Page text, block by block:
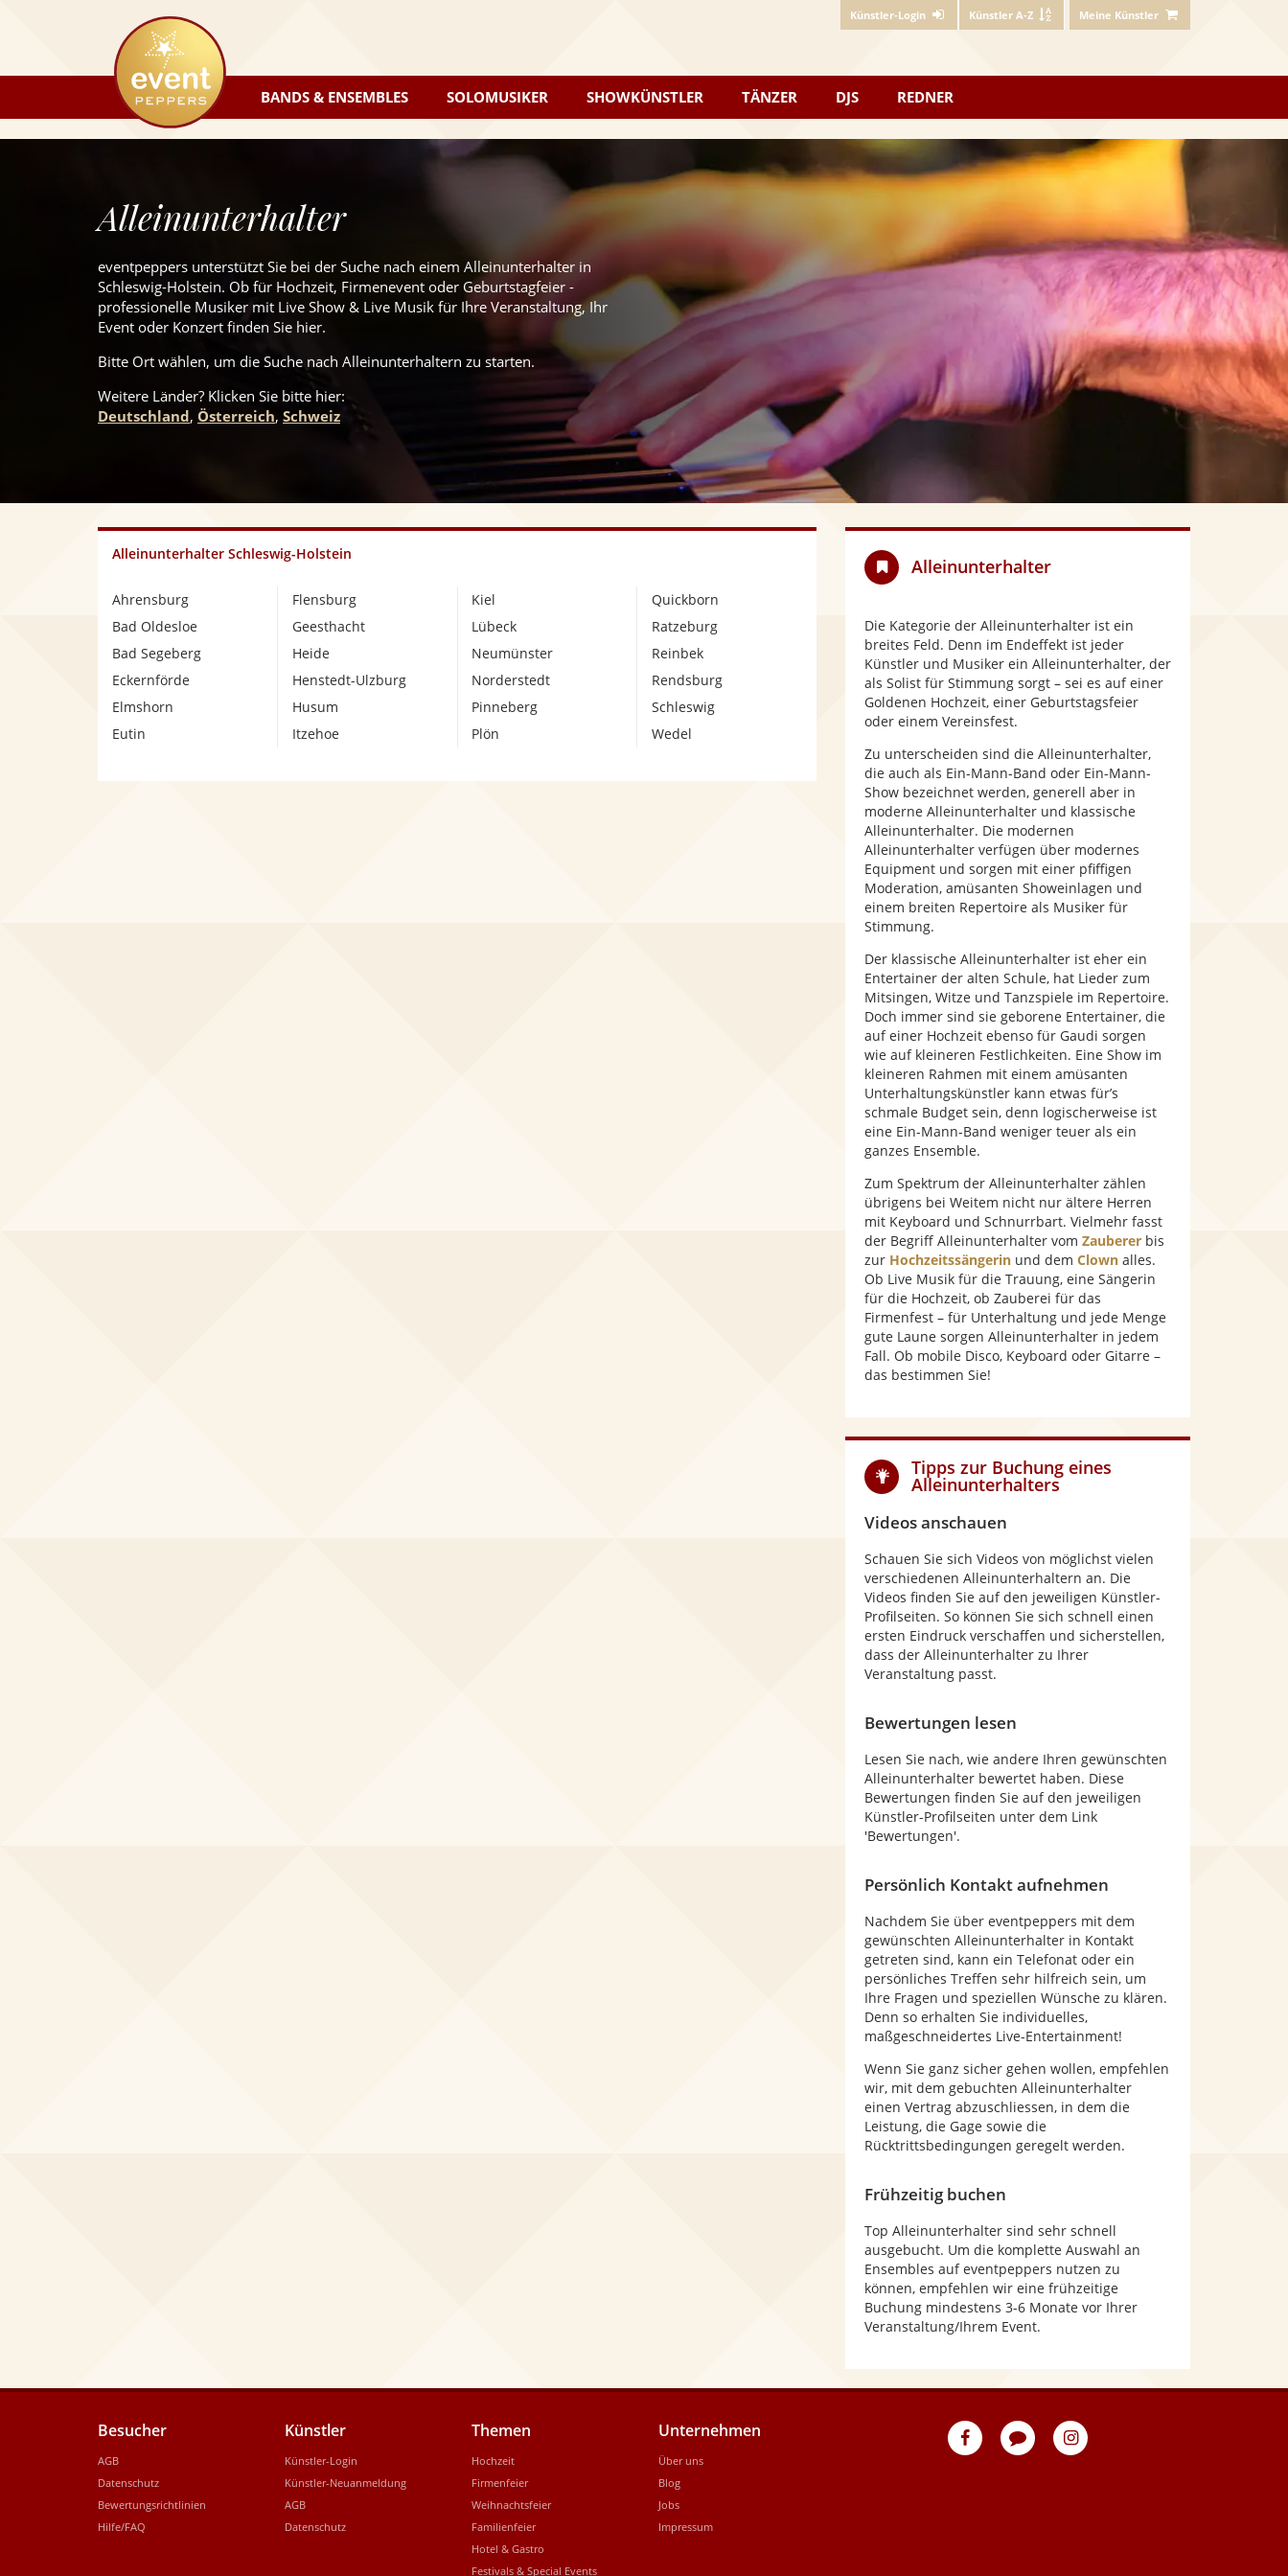
Künstler-Login Künstler A-Z Meine Künstler
eventpeppers
BANDS & ENSEMBLES SOLOMUSIKER SHOWKÜNSTLER TÄNZER DJS REDNER
Alleinunterhalter
eventpeppers unterstützt Sie bei der Suche nach einem Alleinunterhalter in
Schleswig-Holstein. Ob für Hochzeit, Firmenevent oder Geburtstagfeier -
professionelle Musiker mit Live Show & Live Musik für Ihre Veranstaltung, Ihr
Event oder Konzert finden Sie hier.
Bitte Ort wählen, um die Suche nach Alleinunterhaltern zu starten.
Weitere Länder? Klicken Sie bitte hier:
Deutschland, Österreich, Schweiz
Alleinunterhalter Schleswig-Holstein
Ahrensburg
Bad Oldesloe
Bad Segeberg
Eckernförde
Elmshorn
Eutin
Flensburg
Geesthacht
Heide
Henstedt-Ulzburg
Husum
Itzehoe
Kiel
Lübeck
Neumünster
Norderstedt
Pinneberg
Plön
Quickborn
Ratzeburg
Reinbek
Rendsburg
Schleswig
Wedel
Alleinunterhalter
Die Kategorie der Alleinunterhalter ist ein
breites Feld. Denn im Endeffekt ist jeder
Künstler und Musiker ein Alleinunterhalter, der
als Solist für Stimmung sorgt – sei es auf einer
Goldenen Hochzeit, einer Geburtstagsfeier
oder einem Vereinsfest.
Zu unterscheiden sind die Alleinunterhalter,
die auch als Ein-Mann-Band oder Ein-Mann-
Show bezeichnet werden, generell aber in
moderne Alleinunterhalter und klassische
Alleinunterhalter. Die modernen
Alleinunterhalter verfügen über modernes
Equipment und sorgen mit einer pfiffigen
Moderation, amüsanten Showeinlagen und
einem breiten Repertoire als Musiker für
Stimmung.
Der klassische Alleinunterhalter ist eher ein
Entertainer der alten Schule, hat Lieder zum
Mitsingen, Witze und Tanzspiele im Repertoire.
Doch immer sind sie geborene Entertainer, die
auf einer Hochzeit ebenso für Gaudi sorgen
wie auf kleineren Festlichkeiten. Eine Show im
kleineren Rahmen mit einem amüsanten
Unterhaltungskünstler kann etwas für’s
schmale Budget sein, denn logischerweise ist
eine Ein-Mann-Band weniger teuer als ein
ganzes Ensemble.
Zum Spektrum der Alleinunterhalter zählen
übrigens bei Weitem nicht nur ältere Herren
mit Keyboard und Schnurrbart. Vielmehr fasst
der Begriff Alleinunterhalter vom Zauberer bis
zur Hochzeitssängerin und dem Clown alles.
Ob Live Musik für die Trauung, eine Sängerin
für die Hochzeit, ob Zauberei für das
Firmenfest – für Unterhaltung und jede Menge
gute Laune sorgen Alleinunterhalter in jedem
Fall. Ob mobile Disco, Keyboard oder Gitarre –
das bestimmen Sie!
Tipps zur Buchung eines
Alleinunterhalters
Videos anschauen
Schauen Sie sich Videos von möglichst vielen
verschiedenen Alleinunterhaltern an. Die
Videos finden Sie auf den jeweiligen Künstler-
Profilseiten. So können Sie sich schnell einen
ersten Eindruck verschaffen und sicherstellen,
dass der Alleinunterhalter zu Ihrer
Veranstaltung passt.
Bewertungen lesen
Lesen Sie nach, wie andere Ihren gewünschten
Alleinunterhalter bewertet haben. Diese
Bewertungen finden Sie auf den jeweiligen
Künstler-Profilseiten unter dem Link
'Bewertungen'.
Persönlich Kontakt aufnehmen
Nachdem Sie über eventpeppers mit dem
gewünschten Alleinunterhalter in Kontakt
getreten sind, kann ein Telefonat oder ein
persönliches Treffen sehr hilfreich sein, um
Ihre Fragen und speziellen Wünsche zu klären.
Denn so erhalten Sie individuelles,
maßgeschneidertes Live-Entertainment!
Wenn Sie ganz sicher gehen wollen, empfehlen
wir, mit dem gebuchten Alleinunterhalter
einen Vertrag abzuschliessen, in dem die
Leistung, die Gage sowie die
Rücktrittsbedingungen geregelt werden.
Frühzeitig buchen
Top Alleinunterhalter sind sehr schnell
ausgebucht. Um die komplette Auswahl an
Ensembles auf eventpeppers nutzen zu
können, empfehlen wir eine frühzeitige
Buchung mindestens 3-6 Monate vor Ihrer
Veranstaltung/Ihrem Event.
eventpeppersBlog
eventpeppers
Besucher
AGB
Datenschutz
Bewertungsrichtlinien
Hilfe/FAQ
Künstler
Künstler-Login
Künstler-Neuanmeldung
AGB
Datenschutz
Themen
Hochzeit
Firmenfeier
Weihnachtsfeier
Familienfeier
Hotel & Gastro
Festivals & Special Events
Unternehmen
Über uns
Blog
Jobs
Impressum